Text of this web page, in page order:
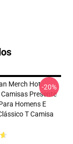
Merch Hot
Presente
Homens E
T Camisa
-20%